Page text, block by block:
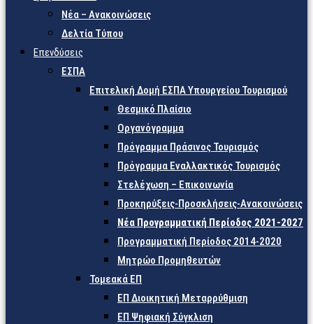
Νέα – Ανακοινώσεις
Δελτία Τύπου
Επενδύσεις
ΕΣΠΑ
Επιτελική Δομή ΕΣΠΑ Υπουργείου Τουρισμού
Θεσμικό Πλαίσιο
Οργανόγραμμα
Πρόγραμμα Πράσινος Τουρισμός
Πρόγραμμα Εναλλακτικός Τουρισμός
Στελέχωση – Επικοινωνία
Προκηρύξεις-Προσκλήσεις-Ανακοινώσεις
Νέα Προγραμματική Περίοδος 2021-2027
Προγραμματική Περίοδος 2014-2020
Μητρώο Προμηθευτών
Τομεακά ΕΠ
ΕΠ Διοικητική Μεταρρύθμιση
ΕΠ Ψηφιακή Σύγκλιση